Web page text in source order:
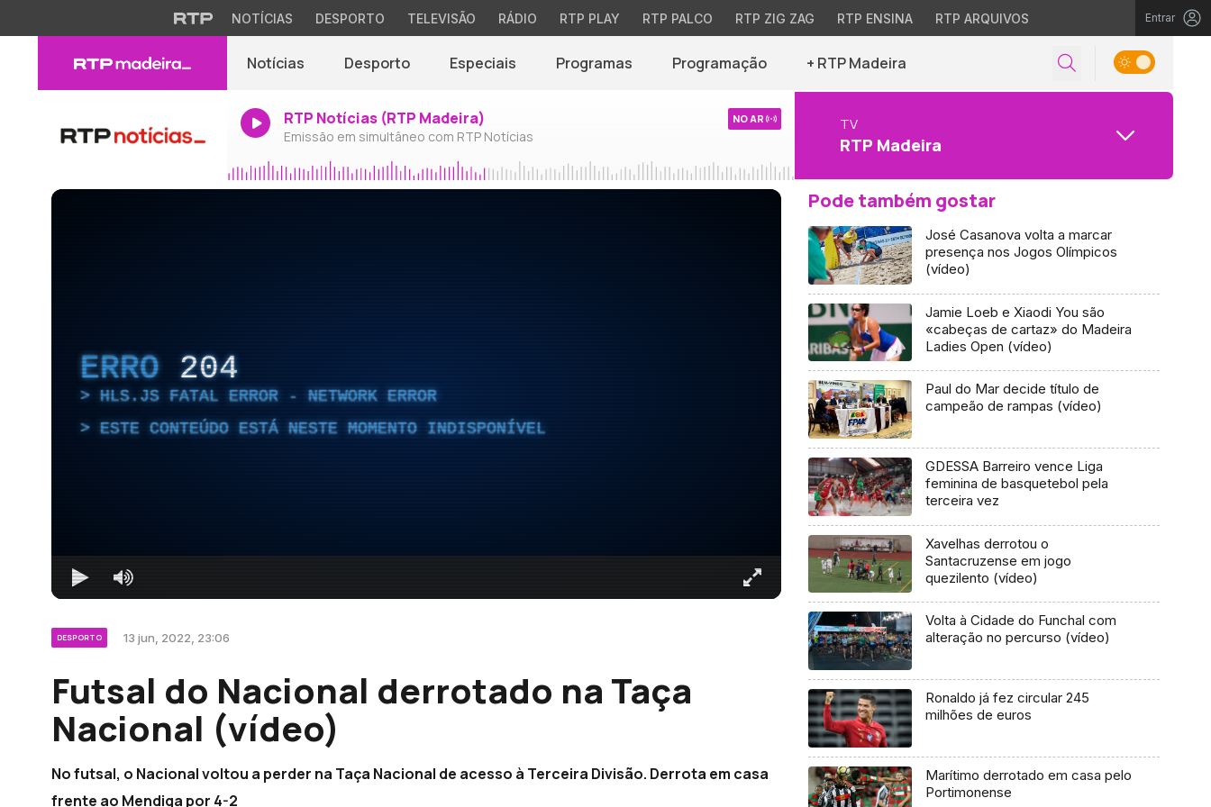
NOTÍCIAS DESPORTO TELEVISÃO RÁDIO RTP PLAY RTP PALCO RTP ZIG ZAG RTP ENSINA RTP ARQUIVOS Entrar
Notícias Desporto Especiais Programas Programação + RTP Madeira
RTP Notícias (RTP Madeira)
Emissão em simultâneo com RTP Notícias
NO AR TV
RTP Madeira
ERRO 204
HLS.JS FATAL ERROR - NETWORK ERROR
ESTE CONTEÚDO ESTÁ NESTE MOMENTO INDISPONÍVEL
DESPORTO 13 jun, 2022, 23:06
Futsal do Nacional derrotado na Taça
Nacional (vídeo)
No futsal, o Nacional voltou a perder na Taça Nacional de acesso à Terceira Divisão. Derrota em casa
frente ao Mendiga por 4-2
Pode também gostar
José Casanova volta a marcar
presença nos Jogos Olímpicos
(vídeo)
Jamie Loeb e Xiaodi You são
«cabeças de cartaz» do Madeira
Ladies Open (vídeo)
Paul do Mar decide título de
campeão de rampas (vídeo)
GDESSA Barreiro vence Liga
feminina de basquetebol pela
terceira vez
Xavelhas derrotou o
Santacruzense em jogo
quezilento (vídeo)
Volta à Cidade do Funchal com
alteração no percurso (vídeo)
Ronaldo já fez circular 245
milhões de euros
Marítimo derrotado em casa pelo
Portimonense